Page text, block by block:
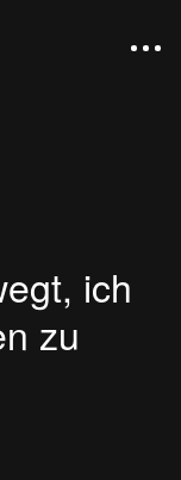
ich
zu